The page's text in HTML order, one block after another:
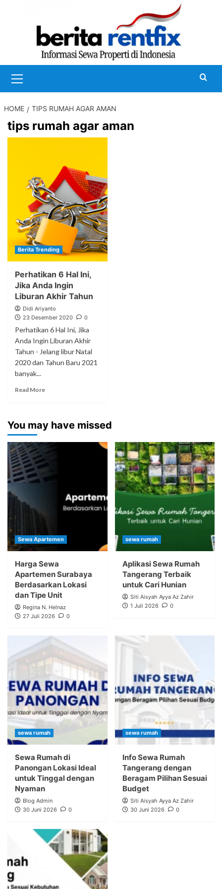
Menu
HOME TIPS RUMAH AGAR AMAN
tips rumah agar aman
Berita Trending
Perhatikan 6 Hal Ini,
Jika Anda Ingin
Liburan Akhir Tahun
Didi Ariyanto
23 Desember 2020
0
Perhatikan 6 Hal Ini, Jika
Anda Ingin Liburan Akhir
Tahun - Jelang libur Natal
2020 dan Tahun Baru 2021
banyak...
Read More
You may have missed
Sewa Apartemen
Harga Sewa
Apartemen Surabaya
Berdasarkan Lokasi
dan Tipe Unit
Regina N. Helnaz
27 Juli 2026
0
sewa rumah
Aplikasi Sewa Rumah
Tangerang Terbaik
untuk Cari Hunian
Siti Aisyah Ayya Az Zahir
1 Juli 2026
0
sewa rumah
Sewa Rumah di
Panongan Lokasi Ideal
untuk Tinggal dengan
Nyaman
Blog Admin
30 Juni 2026
0
sewa rumah
Info Sewa Rumah
Tangerang dengan
Beragam Pilihan Sesuai
Budget
Siti Aisyah Ayya Az Zahir
30 Juni 2026
0